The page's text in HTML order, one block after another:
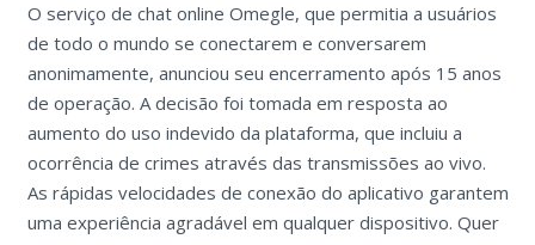
O serviço de chat online Omegle, que permitia a usuários
de todo o mundo se conectarem e conversarem
anonimamente, anunciou seu encerramento após 15 anos
de operação. A decisão foi tomada em resposta ao
aumento do uso indevido da plataforma, que incluiu a
ocorrência de crimes através das transmissões ao vivo.
As rápidas velocidades de conexão do aplicativo garantem
uma experiência agradável em qualquer dispositivo. Quer